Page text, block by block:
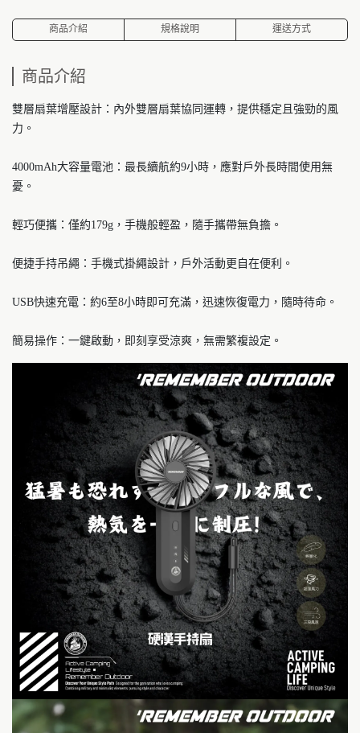
商品介紹 規格說明 運送方式
商品介紹
雙層扇葉增壓設計：內外雙層扇葉協同運轉，提供穩定且強勁的風
力。
4000mAh大容量電池：最長續航約9小時，應對戶外長時間使用無
憂。
輕巧便攜：僅約179g，手機般輕盈，隨手攜帶無負擔。
便捷手持吊繩：手機式掛繩設計，戶外活動更自在便利。
USB快速充電：約6至8小時即可充滿，迅速恢復電力，隨時待命。
簡易操作：一鍵啟動，即刻享受涼爽，無需繁複設定。